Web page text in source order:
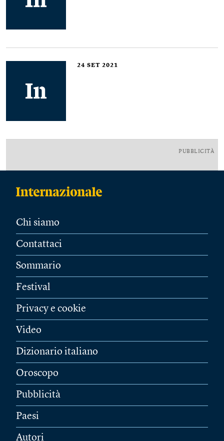
24 SET 2021
PUBBLICITÀ
Chi siamo
Contattaci
Sommario
Festival
Privacy e cookie
Video
Dizionario italiano
Oroscopo
Pubblicità
Paesi
Autori